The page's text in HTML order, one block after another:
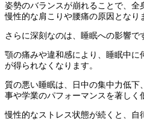
姿勢のバランスが崩れることで、全
慢性的な肩こりや腰痛の原因となり
さらに深刻なのは、睡眠への影響で
顎の痛みや違和感により、睡眠中に
が得られなくなります。
質の悪い睡眠は、日中の集中力低下
事や学業のパフォーマンスを著しく
慢性的なストレス状態が続くと、自